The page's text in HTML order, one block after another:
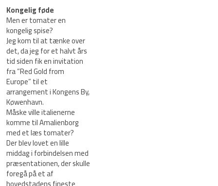
Kongelig føde
Men er tomater en
kongelig spise?
Jeg kom til at tænke over
det, da jeg for et halvt års
tid siden fik en invitation
fra ”Red Gold from
Europe” til et
arrangement i Kongens By,
Køwenhavn.
Måske ville italienerne
komme til Amalienborg
med et læs tomater?
Der blev lovet en lille
middag i forbindelsen med
præsentationen, der skulle
foregå på et af